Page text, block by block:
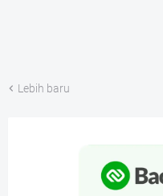
Lebih baru